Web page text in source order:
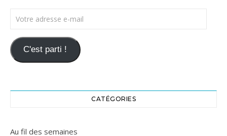
Votre adresse e-mail
C'est parti !
CATÉGORIES
Au fil des semaines